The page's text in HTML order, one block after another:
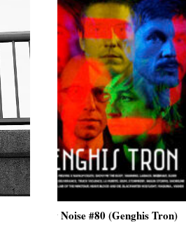
New Noise #80